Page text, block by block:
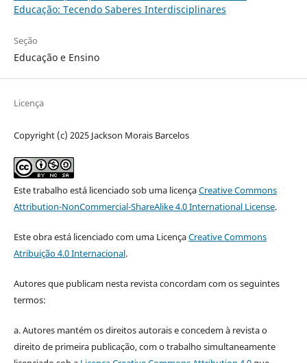
Educação: Tecendo Saberes Interdisciplinares
Seção
Educação e Ensino
Licença
Copyright (c) 2025 Jackson Morais Barcelos
Este trabalho está licenciado sob uma licençaCreative Commons
Attribution-NonCommercial-ShareAlike 4.0 International License.
Este obra está licenciado com uma LicençaCreative Commons
Atribuição 4.0 Internacional.
Autores que publicam nesta revista concordam com os seguintes
termos:
a. Autores mantém os direitos autorais e concedem à revista o
direito de primeira publicação, com o trabalho simultaneamente